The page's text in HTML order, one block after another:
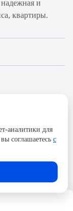
и
квартиры.
DX3
400
от реального
не несёт
товаров фотографиям,
аналитики для
соглашаетесь с